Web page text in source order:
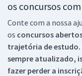
os concursos
Conte com a nossa
os concursos
trajetória de
sempre atualizado,
fazer perder a